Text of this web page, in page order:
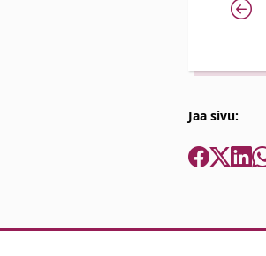
Jaa sivu: